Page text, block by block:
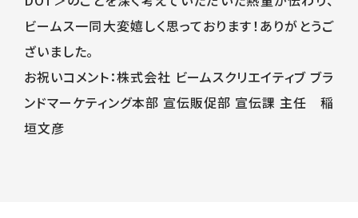
ビームス一同大変嬉しく思っております！ありがとうご
ざいました。
お祝いコメント：株式会社 ビームスクリエイティブ ブラ
ンドマーケティング本部 宣伝販促部 宣伝課 主任 稲
垣文彦